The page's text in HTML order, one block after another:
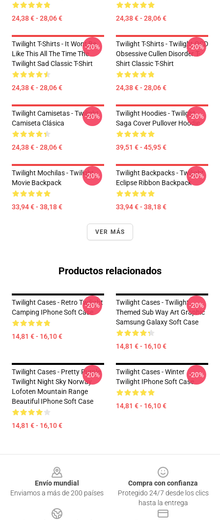
24,38 € - 28,06 € 24,38 € - 28,06 €
Twilight T-Shirts - It Wont Be
Like This All The Time The
Twilight Sad Classic T-Shirt
24,38 € - 28,06 €
-20%
Twilight T-Shirts - Twilight OCD
Obsessive Cullen Disorder T-
Shirt Classic T-Shirt
24,38 € - 28,06 €
-20%
Twilight Camisetas - Twilight
Camiseta Clásica
24,38 € - 28,06 €
-20%
Twilight Hoodies - Twilight
Saga Cover Pullover Hoodie
39,51 € - 45,95 €
-20%
Twilight Mochilas - Twilight
Movie Backpack
33,94 € - 38,18 €
-20%
Twilight Backpacks - Twilight
Eclipse Ribbon Backpack
33,94 € - 38,18 €
-20%
VER MÁS
Productos relacionados
Twilight Cases - Retro Twilight
Camping IPhone Soft Case
14,81 € - 16,10 €
-20%
Twilight Cases - Twilight
Themed Sub Way Art Graphic
Samsung Galaxy Soft Case
14,81 € - 16,10 €
-20%
Twilight Cases - Pretty Purple
Twilight Night Sky Norway
Lofoten Mountain Range
Beautiful IPhone Soft Case
14,81 € - 16,10 €
-20%
Twilight Cases - Winter
Twilight IPhone Soft Case
14,81 € - 16,10 €
-20%
Envío mundial
Enviamos a más de 200 países
Compra con confianza
Protegido 24/7 desde los clics
hasta la entrega